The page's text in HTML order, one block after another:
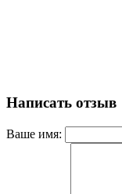
Написать отзыв
Ваше имя: